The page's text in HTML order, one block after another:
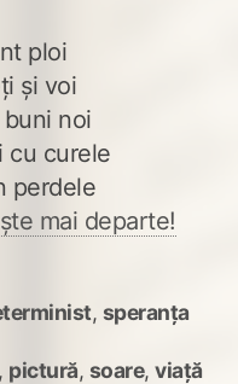
ploi
și voi
noi
cu curele
perdele
mai departe!
, speranța
, pictură, soare, viață